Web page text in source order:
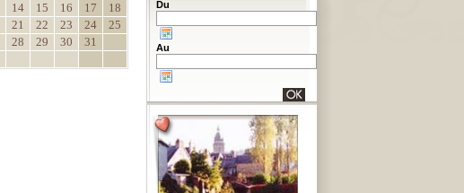
14 15 16 17
18
21 22 23 24
25
28 29 30 31
Du
Au